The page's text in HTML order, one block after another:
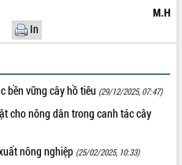
M.H
In
bền vững cây hồ tiêu (29/12/2025, 07:47)
cho nông dân trong canh tác cây
nông nghiệp (25/02/2025, 10:33)